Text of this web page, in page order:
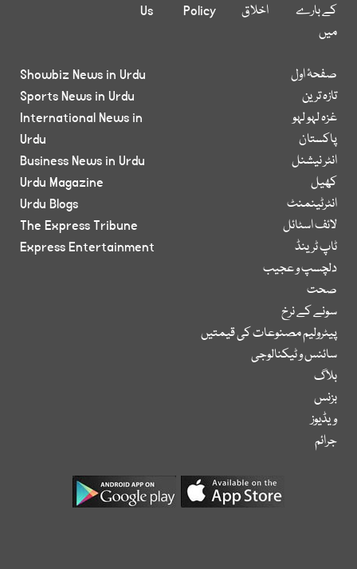
کے بارے
میں
اخلاق
Policy
Us
صفحۂ اول
تازہ ترین
غزہ لہو لہو
پاکستان
انٹر نیشنل
کھیل
انٹرٹینمنٹ
لائف اسٹائل
ٹاپ ٹرینڈ
دلچسپ و عجیب
صحت
سونے کے نرخ
پیٹرولیم مصنوعات کی قیمتیں
سائنس و ٹیکنالوجی
بلاگ
بزنس
ویڈیوز
جرائم
Showbiz News in Urdu
Sports News in Urdu
International News in
Urdu
Business News in Urdu
Urdu Magazine
Urdu Blogs
The Express Tribune
Express Entertainment